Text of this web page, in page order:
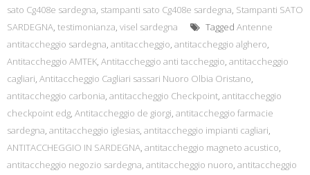
sato Cg408e sardegna, stampanti sato Cg408e sardegna, Stampanti SATO
SARDEGNA, testimonianza, visel sardegna Tagged Antenne
antitaccheggio sardegna, antitaccheggio, antitaccheggio alghero,
Antitaccheggio AMTEK, Antitaccheggio anti taccheggio, antitaccheggio
cagliari, Antitaccheggio Cagliari sassari Nuoro Olbia Oristano,
antitaccheggio carbonia, antitaccheggio Checkpoint, antitaccheggio
checkpoint edg, Antitaccheggio de giorgi, antitaccheggio farmacie
sardegna, antitaccheggio iglesias, antitaccheggio impianti cagliari,
ANTITACCHEGGIO IN SARDEGNA, antitaccheggio magneto acustico,
antitaccheggio negozio sardegna, antitaccheggio nuoro, antitaccheggio